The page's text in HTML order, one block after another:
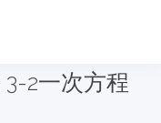
3-2一次方程